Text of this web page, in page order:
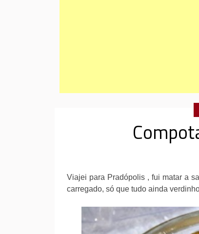
Viajei para Pradópolis , fui matar a
carregado, só que tudo ainda